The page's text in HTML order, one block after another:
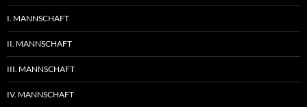
I. MANNSCHAFT
II. MANNSCHAFT
III. MANNSCHAFT
IV. MANNSCHAFT